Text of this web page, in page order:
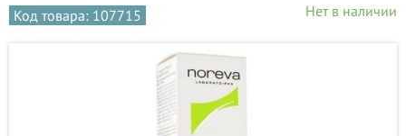
Код товара: 107715 Нет в наличии